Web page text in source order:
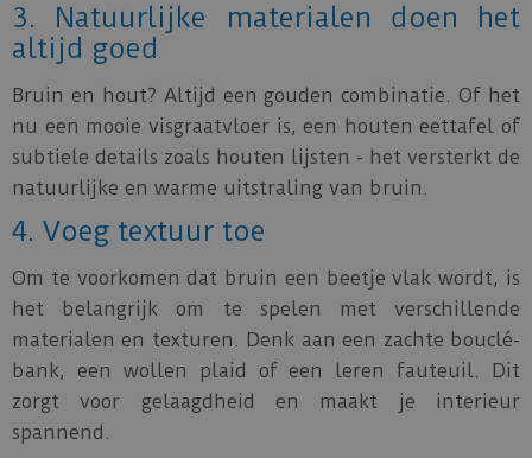
3. Natuurlijke materialen doen het
altijd goed
Bruin en hout? Altijd een gouden combinatie. Of het
nu een mooie visgraatvloer is, een houten eettafel of
subtiele details zoals houten lijsten - het versterkt de
natuurlijke en warme uitstraling van bruin.
4. Voeg textuur toe
Om te voorkomen dat bruin een beetje vlak wordt, is
het belangrijk om te spelen met verschillende
materialen en texturen. Denk aan een zachte bouclé-
bank, een wollen plaid of een leren fauteuil. Dit
zorgt voor gelaagdheid en maakt je interieur
spannend.